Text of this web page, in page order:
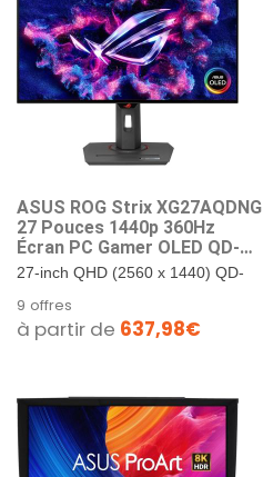
ASUS ROG Strix XG27AQDNG
27 Pouces 1440p 360Hz
Écran PC Gamer OLED QD-
OLED
27-inch QHD (2560 x 1440) QD-
refresh rate and 0.03ms response
time. ASUS OLED Care Pro...
9 offres
à partir de 637,98€